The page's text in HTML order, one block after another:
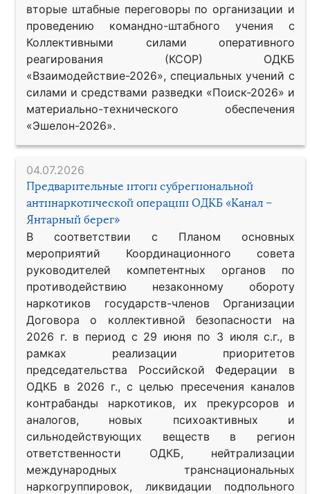
вторые штабные переговоры по организации и
проведению командно-штабного учения с
Коллективными силами оперативного
реагирования (КСОР) ОДКБ
«Взаимодействие-2026», специальных учений с
силами и средствами разведки «Поиск-2026» и
материально-технического обеспечения
«Эшелон-2026».
04.07.2026
Предварительные итоги субрегиональной
антинаркотической операции ОДКБ «Канал –
Янтарный берег»
В соответствии с Планом основных
мероприятий Координационного совета
руководителей компетентных органов по
противодействию незаконному обороту
наркотиков государств-членов Организации
Договора о коллективной безопасности на
2026 г. в период с 29 июня по 3 июля с.г., в
рамках реализации приоритетов
председательства Российской Федерации в
ОДКБ в 2026 г., с целью пресечения каналов
контрабанды наркотиков, их прекурсоров и
аналогов, новых психоактивных и
сильнодействующих веществ в регион
ответственности ОДКБ, нейтрализации
международных транснациональных
наркогруппировок, ликвидации подпольного